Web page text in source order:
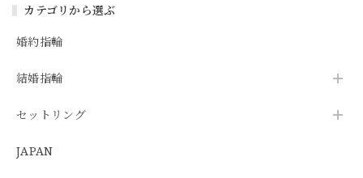
カテゴリから選ぶ
婚約指輪
結婚指輪
セットリング
JAPAN